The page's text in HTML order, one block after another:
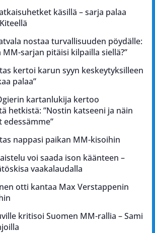
käsillä – sarja palaa
nostaa turvallisuuden pöydälle:
MM-sarjan pitäisi kilpailla siellä?”
kertoi karun syyn keskeytyksilleen
palaa”
kartanlukija kertoo
hetkistä: ”Nostin katseeni ja näin
nappasi paikan MM-kisoihin
voi saada ison käänteen –
vaakalaudalla
otti kantaa Max Verstappenin
kritisoi Suomen MM-rallia – Sami